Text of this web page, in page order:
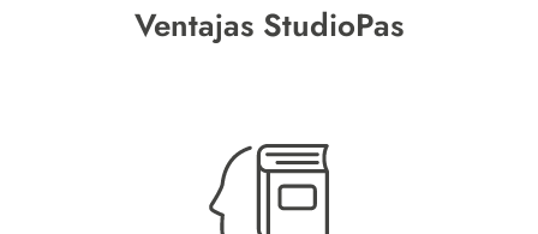
Ventajas StudioPas